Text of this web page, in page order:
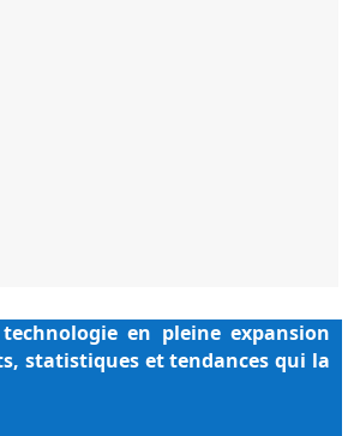
en pleine expansion
statistiques et tendances qui la